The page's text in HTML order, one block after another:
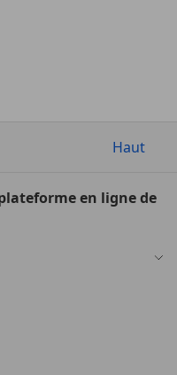
Haut
en ligne de